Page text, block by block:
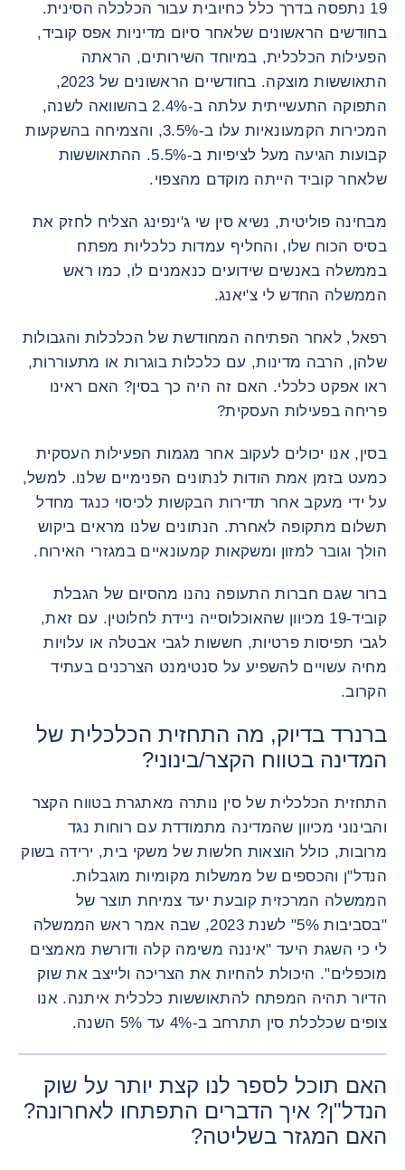
19 נתפסה בדרך כלל כחיובית עבור הכלכלה הסינית.
בחודשים הראשונים שלאחר סיום מדיניות אפס קוביד,
הפעילות הכלכלית, במיוחד השירותים, הראתה
התאוששות מוצקה. בחודשיים הראשונים של 2023,
התפוקה התעשייתית עלתה ב-2.4% בהשוואה לשנה,
המכירות הקמעונאיות עלו ב-3.5%, והצמיחה בהשקעות
קבועות הגיעה מעל לציפיות ב-5.5%. ההתאוששות
שלאחר קוביד הייתה מוקדם מהצפוי.
מבחינה פוליטית, נשיא סין שי ג'ינפינג הצליח לחזק את
בסיס הכוח שלו, והחליף עמדות כלכליות מפתח
בממשלה באנשים שידועים כנאמנים לו, כמו ראש
הממשלה החדש לי צ'יאנג.
רפאל, לאחר הפתיחה המחודשת של הכלכלות והגבולות
שלהן, הרבה מדינות, עם כלכלות בוגרות או מתעוררות,
ראו אפקט כלכלי. האם זה היה כך בסין? האם ראינו
פריחה בפעילות העסקית?
בסין, אנו יכולים לעקוב אחר מגמות הפעילות העסקית
כמעט בזמן אמת הודות לנתונים הפנימיים שלנו. למשל,
על ידי מעקב אחר תדירות הבקשות לכיסוי כנגד מחדל
תשלום מתקופה לאחרת. הנתונים שלנו מראים ביקוש
הולך וגובר למזון ומשקאות קמעונאיים במגזרי האירוח.
ברור שגם חברות התעופה נהנו מהסיום של הגבלת
קוביד-19 מכיוון שהאוכלוסייה ניידת לחלוטין. עם זאת,
לגבי תפיסות פרטיות, חששות לגבי אבטלה או עלויות
מחיה עשויים להשפיע על סנטימנט הצרכנים בעתיד
הקרוב.
ברנרד בדיוק, מה התחזית הכלכלית של
המדינה בטווח הקצר/בינוני?
התחזית הכלכלית של סין נותרה מאתגרת בטווח הקצר
והבינוני מכיוון שהמדינה מתמודדת עם רוחות נגד
מרובות, כולל הוצאות חלשות של משקי בית, ירידה בשוק
הנדל"ן והכספים של ממשלות מקומיות מוגבלות.
הממשלה המרכזית קובעת יעד צמיחת תוצר של
"בסביבות 5%" לשנת 2023, שבה אמר ראש הממשלה
לי כי השגת היעד "איננה משימה קלה ודורשת מאמצים
מוכפלים". היכולת להחיות את הצריכה ולייצב את שוק
הדיור תהיה המפתח להתאוששות כלכלית איתנה. אנו
צופים שכלכלת סין תתרחב ב-4% עד 5% השנה.
האם תוכל לספר לנו קצת יותר על שוק
הנדל"ן? איך הדברים התפתחו לאחרונה?
האם המגזר בשליטה?